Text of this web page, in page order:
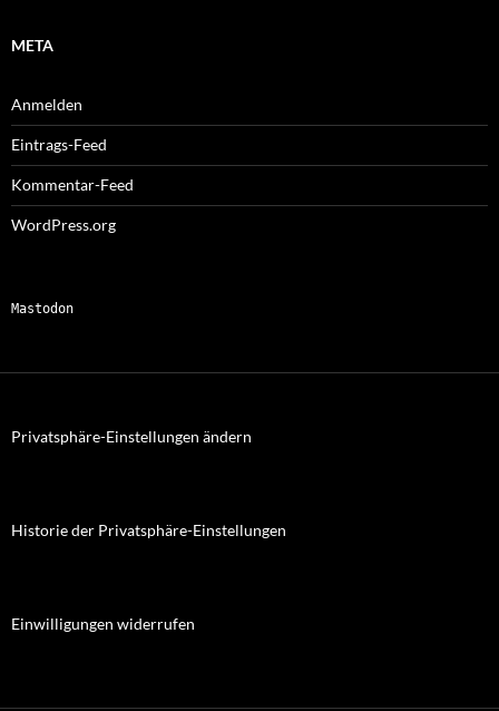
META
Anmelden
Eintrags-Feed
Kommentar-Feed
WordPress.org
Mastodon
Privatsphäre-Einstellungen ändern
Historie der Privatsphäre-Einstellungen
Einwilligungen widerrufen